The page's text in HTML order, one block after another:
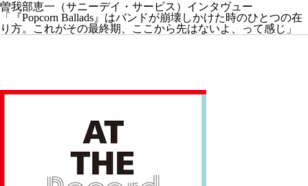
曽我部恵一（サニーデイ・サービス）インタヴュー
「『Popcorn Ballads』はバンドが崩壊しかけた時のひとつの在
り方。これがその最終期、ここから先はないよ、って感じ」